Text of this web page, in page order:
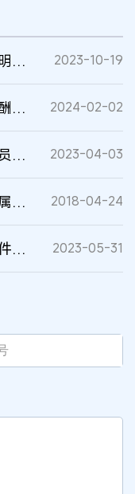
职务发明创造权属纠纷中发明人确认之诉和权属之诉的并案审理 2023-10-19
职务发明创造发明人奖励报酬支付主体的确定 2024-02-02
诉争发明创造是否属于离职员工在原单位完成的职务发明创造的判断 2023-04-03
企业工作人员发明创造是否属职务发明 2018-04-24
主要利用单位的物质技术条件完成的发明创造为职务发明创造 2023-05-31